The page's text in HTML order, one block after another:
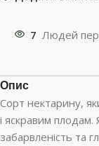
7 Людей
Опис
Сорт нектарину,
і яскравим
забарвленість та